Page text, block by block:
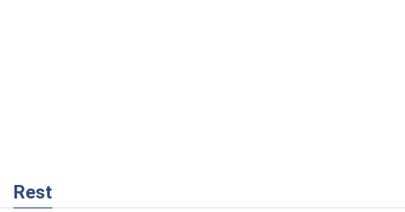
Rest